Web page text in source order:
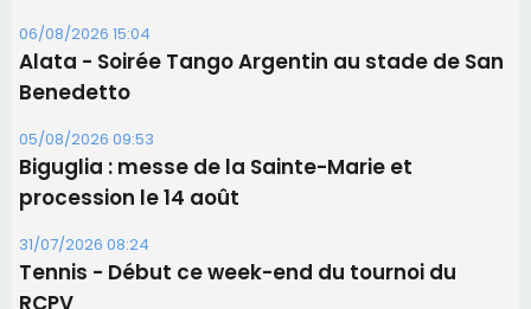
31/07/2026 08:24
Tennis - Début ce week-end du tournoi du
RCPV
31/07/2026 08:22
82ème anniversaire de la disparition du
Commandant Antoine de Saint Exupery